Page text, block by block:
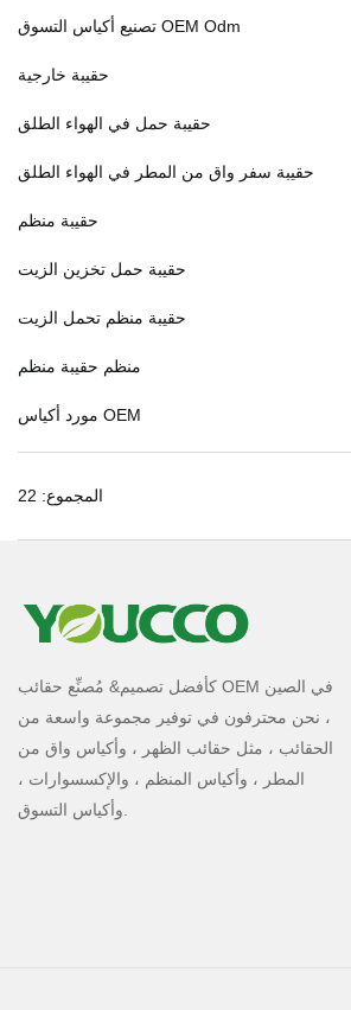
تصنيع أكياس التسوق OEM Odm
حقيبة خارجية
حقيبة حمل في الهواء الطلق
حقيبة سفر واق من المطر في الهواء الطلق
حقيبة منظم
حقيبة حمل تخزين الزيت
حقيبة منظم تحمل الزيت
منظم حقيبة منظم
مورد أكياس OEM
المجموع: 22
كأفضل تصميم& مُصنِّع حقائب OEM في الصين
، نحن محترفون في توفير مجموعة واسعة من
الحقائب ، مثل حقائب الظهر ، وأكياس واق من
المطر ، وأكياس المنظم ، والإكسسوارات ،
وأكياس التسوق.